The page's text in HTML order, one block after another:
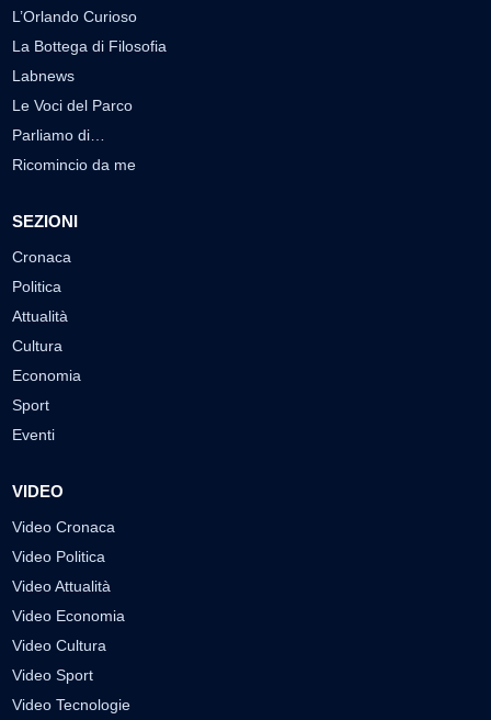
L’Orlando Curioso
La Bottega di Filosofia
Labnews
Le Voci del Parco
Parliamo di…
Ricomincio da me
SEZIONI
Cronaca
Politica
Attualità
Cultura
Economia
Sport
Eventi
VIDEO
Video Cronaca
Video Politica
Video Attualità
Video Economia
Video Cultura
Video Sport
Video Tecnologie